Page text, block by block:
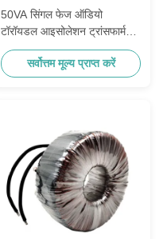
50VA सिंगल फेज ऑडियो
टॉरॉयडल आइसोलेशन ट्रांसफार्मर
220VAC से 21VAC 50/60Hz
सर्वोत्तम मूल्य प्राप्त करें